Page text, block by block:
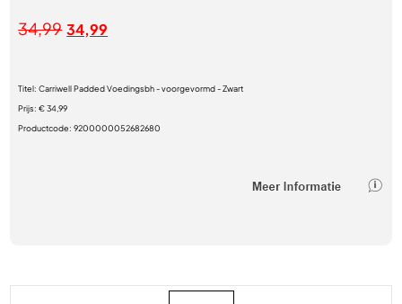
34,99 34,99
Titel:Carriwell Padded Voedingsbh - voorgevormd - Zwart
Prijs:€ 34,99
Productcode:9200000052682680